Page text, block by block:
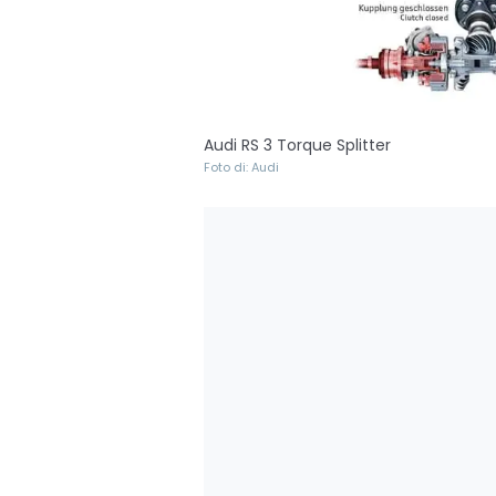
Audi RS 3 Torque Splitter
Foto di: Audi